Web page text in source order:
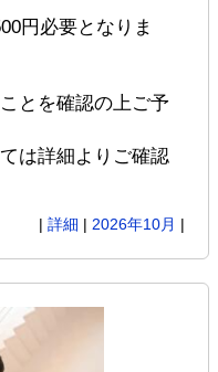
円必要となりま
とを確認の上ご予
は詳細よりご確認
|詳細 |2026年10月 |